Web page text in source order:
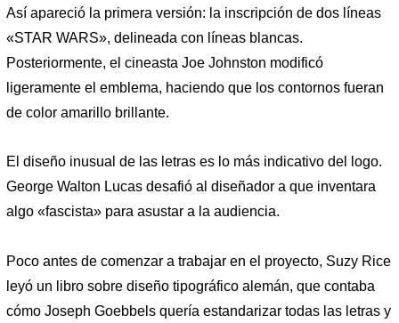
Así apareció la primera versión: la inscripción de dos líneas
«STAR WARS», delineada con líneas blancas.
Posteriormente, el cineasta Joe Johnston modificó
ligeramente el emblema, haciendo que los contornos fueran
de color amarillo brillante.
El diseño inusual de las letras es lo más indicativo del logo.
George Walton Lucas desafió al diseñador a que inventara
algo «fascista» para asustar a la audiencia.
Poco antes de comenzar a trabajar en el proyecto, Suzy Rice
leyó un libro sobre diseño tipográfico alemán, que contaba
cómo Joseph Goebbels quería estandarizar todas las letras y